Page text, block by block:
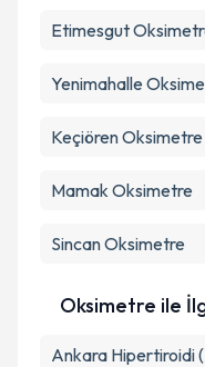
Etimesgut
Yenimahalle
KeçiörenOksimetre
Mamak Oksimetre
SincanOksimetre
Oksimetre ile
Ankara Hipertiroidi